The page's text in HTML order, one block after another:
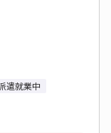
遣就業中